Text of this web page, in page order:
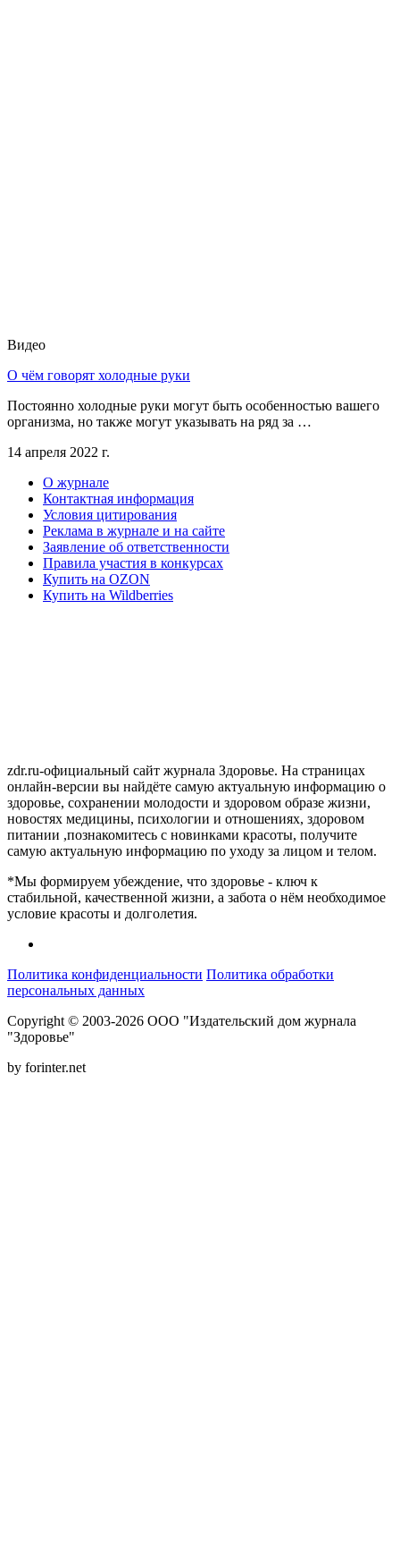
Видео
О чём говорят холодные руки
Постоянно холодные руки могут быть особенностью вашего
организма, но также могут указывать на ряд за …
14 апреля 2022 г.
О журнале
Контактная информация
Условия цитирования
Реклама в журнале и на сайте
Заявление об ответственности
Правила участия в конкурсах
Купить на OZON
Купить на Wildberries
zdr.ru-официальный сайт журнала Здоровье. На страницах
онлайн-версии вы найдёте самую актуальную информацию о
здоровье, сохранении молодости и здоровом образе жизни,
новостях медицины, психологии и отношениях, здоровом
питании ,познакомитесь с новинками красоты, получите
самую актуальную информацию по уходу за лицом и телом.
*Мы формируем убеждение, что здоровье - ключ к
стабильной, качественной жизни, а забота о нём необходимое
условие красоты и долголетия.
Политика конфиденциальности Политика обработки
персональных данных
Copyright © 2003-2026 ООО "Издательский дом журнала
"Здоровье"
by forinter.net